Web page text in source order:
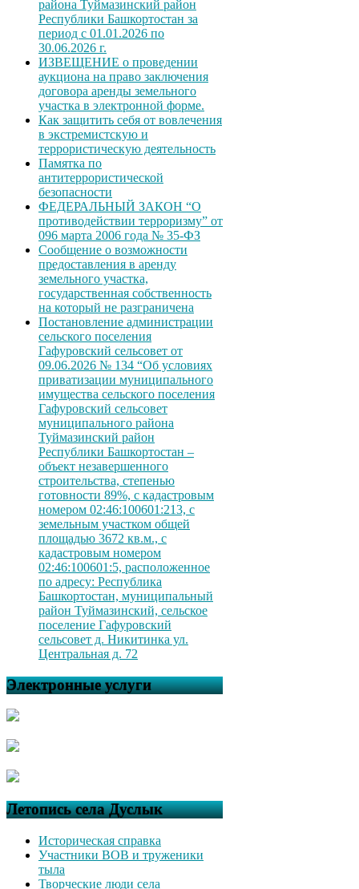
района Туймазинский район
Республики Башкортостан за
период с 01.01.2026 по
30.06.2026 г.
ИЗВЕЩЕНИЕ о проведении
аукциона на право заключения
договора аренды земельного
участка в электронной форме.
Как защитить себя от вовлечения
в экстремистскую и
террористическую деятельность
Памятка по
антитеррористической
безопасности
ФЕДЕРАЛЬНЫЙ ЗАКОН “О
противодействии терроризму” от
096 марта 2006 года № 35-ФЗ
Сообщение о возможности
предоставления в аренду
земельного участка,
государственная собственность
на который не разграничена
Постановление администрации
сельского поселения
Гафуровский сельсовет от
09.06.2026 № 134 “Об условиях
приватизации муниципального
имущества сельского поселения
Гафуровский сельсовет
муниципального района
Туймазинский район
Республики Башкортостан –
объект незавершенного
строительства, степенью
готовности 89%, с кадастровым
номером 02:46:100601:213, с
земельным участком общей
площадью 3672 кв.м., с
кадастровым номером
02:46:100601:5, расположенное
по адресу: Республика
Башкортостан, муниципальный
район Туймазинский, сельское
поселение Гафуровский
сельсовет д. Никитинка ул.
Центральная д. 72
Электронные услуги
Летопись села Дуслык
Историческая справка
Участники ВОВ и труженики
тыла
Творческие люди села